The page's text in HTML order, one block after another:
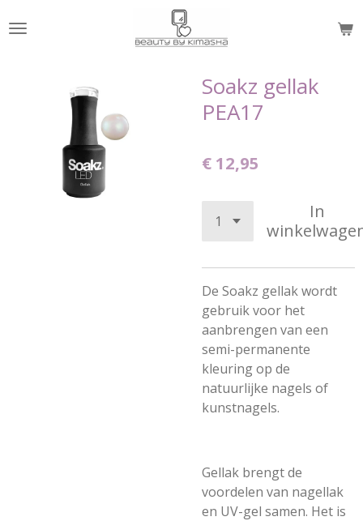
direct
hoofdinhoud
Soakz gellak
PEA17
€ 12,95
In
De Soakz gellak wordt
gebruik voor het
aanbrengen van een
semi-permanente
kleuring op de
natuurlijke nagels of
kunstnagels.
Gellak brengt de
voordelen van nagellak
en UV-gel samen. Het is